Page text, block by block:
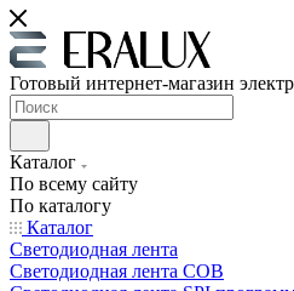
Готовый интернет-магазин
Каталог
По всему сайту
По каталогу
Каталог
Светодиодная лента
Светодиодная лента COB